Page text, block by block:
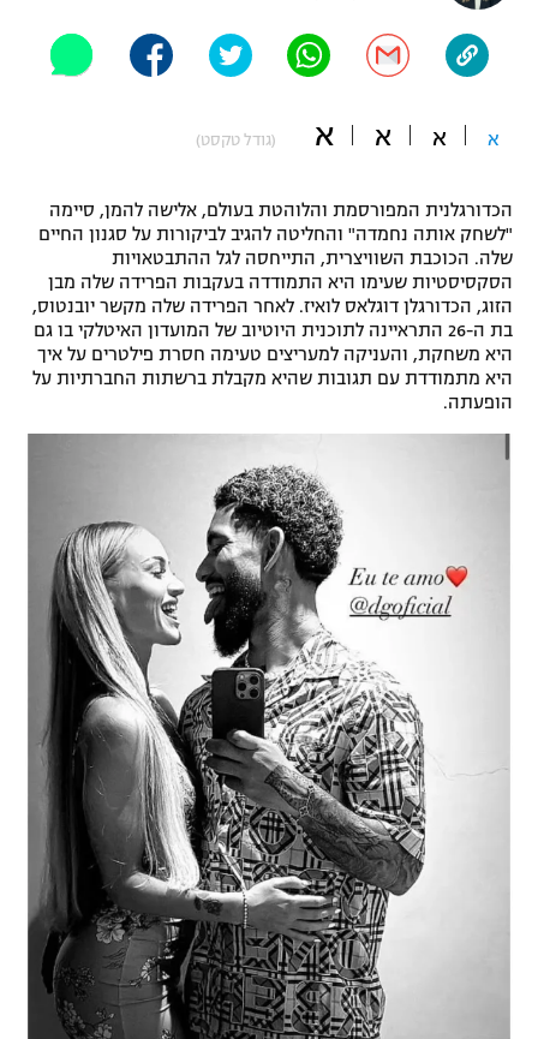
"מחצית בשכונה" – פודקאסט
תקנון עבור פעילות אלקטרה
תקנון עבור פעילות ספורט 1 – "מרלן"
גיימינג E-Sports
תנאי שימוש
מדיניות פרטיות
תקנון פעילות ספורט 1
רשיון להקרנה פומבית לבית עסק
הצטרפות לחבילת הערוצים
לוח דרושים – ג'ובנט
אופניים
פוטבול אמריקאי NFL
בייסבול MLB
ספורט אתגרי ואקסטרים
אומנויות לחימה
א א א א (גודל טקסט)
הכדורגלנית המפורסמת והלוהטת בעולם, אלישה להמן, סיימה
"לשחק אותה נחמדה" והחליטה להגיב לביקורות על סגנון החיים
שלה. הכוכבת השוויצרית, התייחסה לגל ההתבטאויות
הסקסיסטיות שעימו היא התמודדה בעקבות הפרידה שלה מבן
הזוג, הכדורגלן דוגלאס לואיז. לאחר הפרידה שלה מקשר יובנטוס,
בת ה-26 התראיינה לתוכנית היוטיוב של המועדון האיטלקי בו גם
היא משחקת, והעניקה למעריצים טעימה חסרת פילטרים על איך
היא מתמודדת עם תגובות שהיא מקבלת ברשתות החברתיות על
הופעתה.